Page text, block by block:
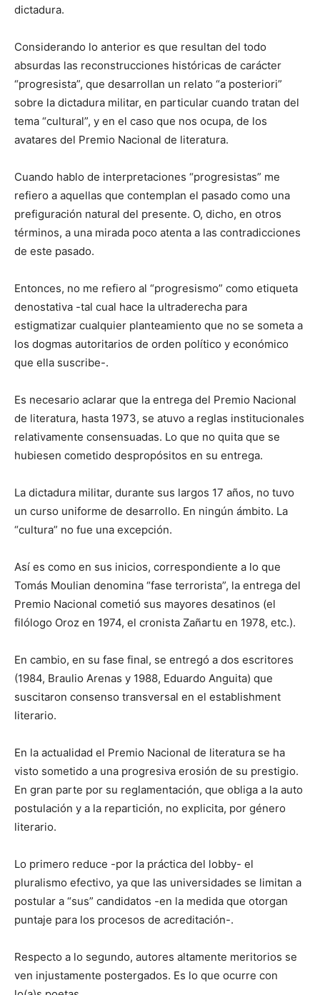
dictadura.
Considerando lo anterior es que resultan del todo
absurdas las reconstrucciones históricas de carácter
“progresista”, que desarrollan un relato “a posteriori”
sobre la dictadura militar, en particular cuando tratan del
tema “cultural”, y en el caso que nos ocupa, de los
avatares del Premio Nacional de literatura.
Cuando hablo de interpretaciones “progresistas” me
refiero a aquellas que contemplan el pasado como una
prefiguración natural del presente. O, dicho, en otros
términos, a una mirada poco atenta a las contradicciones
de este pasado.
Entonces, no me refiero al “progresismo” como etiqueta
denostativa -tal cual hace la ultraderecha para
estigmatizar cualquier planteamiento que no se someta a
los dogmas autoritarios de orden político y económico
que ella suscribe-.
Es necesario aclarar que la entrega del Premio Nacional
de literatura, hasta 1973, se atuvo a reglas institucionales
relativamente consensuadas. Lo que no quita que se
hubiesen cometido despropósitos en su entrega.
La dictadura militar, durante sus largos 17 años, no tuvo
un curso uniforme de desarrollo. En ningún ámbito. La
“cultura” no fue una excepción.
Así es como en sus inicios, correspondiente a lo que
Tomás Moulian denomina “fase terrorista”, la entrega del
Premio Nacional cometió sus mayores desatinos (el
filólogo Oroz en 1974, el cronista Zañartu en 1978, etc.).
En cambio, en su fase final, se entregó a dos escritores
(1984, Braulio Arenas y 1988, Eduardo Anguita) que
suscitaron consenso transversal en el establishment
literario.
En la actualidad el Premio Nacional de literatura se ha
visto sometido a una progresiva erosión de su prestigio.
En gran parte por su reglamentación, que obliga a la auto
postulación y a la repartición, no explicita, por género
literario.
Lo primero reduce -por la práctica del lobby- el
pluralismo efectivo, ya que las universidades se limitan a
postular a “sus” candidatos -en la medida que otorgan
puntaje para los procesos de acreditación-.
Respecto a lo segundo, autores altamente meritorios se
ven injustamente postergados. Es lo que ocurre con